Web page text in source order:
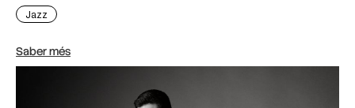
Jazz
Saber més